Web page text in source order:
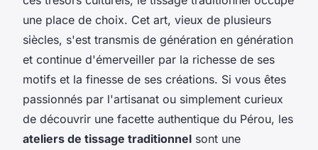
une place de choix. Cet art, vieux de plusieurs
siècles, s'est transmis de génération en génération
et continue d'émerveiller par la richesse de ses
motifs et la finesse de ses créations. Si vous êtes
passionnés par l'artisanat ou simplement curieux
de découvrir une facette authentique du Pérou, les
ateliers de tissage traditionnel sont une